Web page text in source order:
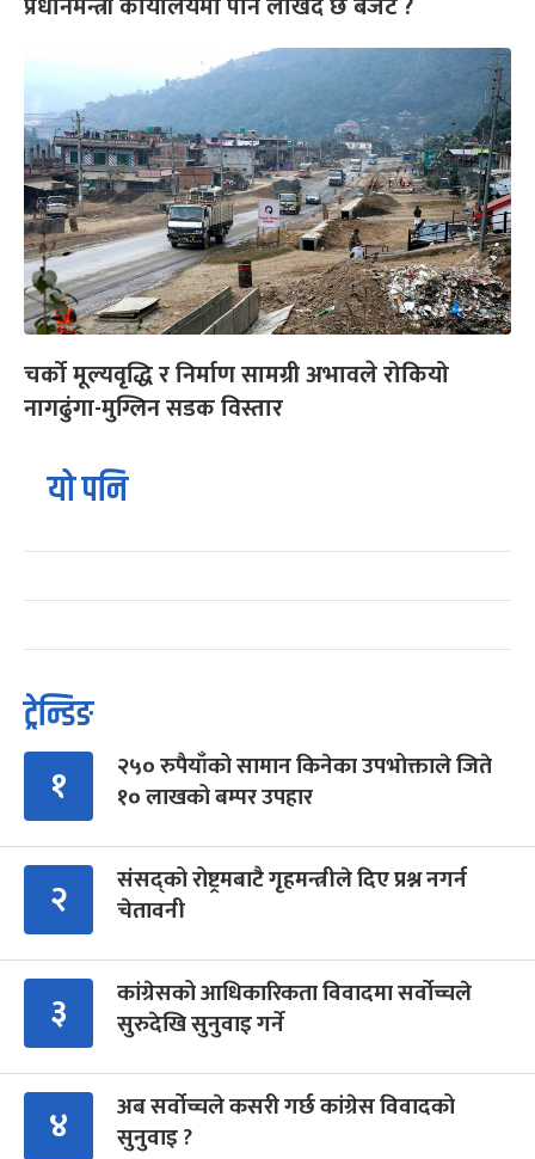
चर्को मूल्यवृद्धि र निर्माण सामग्री अभावले रोकियो
नागढुंगा-मुग्लिन सडक विस्तार
यो पनि
ट्रेन्डिङ
१
२५० रुपैयाँको सामान किनेका उपभोक्ताले जिते
१० लाखको बम्पर उपहार
२
संसद्को रोष्ट्रमबाटै गृहमन्त्रीले दिए प्रश्न नगर्न
चेतावनी
३
कांग्रेसको आधिकारिकता विवादमा सर्वोच्चले
सुरुदेखि सुनुवाइ गर्ने
४
अब सर्वोच्चले कसरी गर्छ कांग्रेस विवादको
सुनुवाइ ?